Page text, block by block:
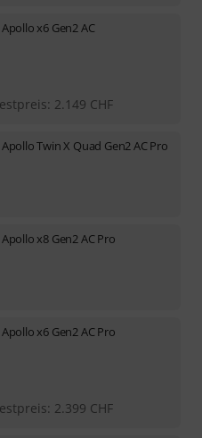
Apollo x6 Gen2 AC
: 2.149 CHF
Apollo Twin X Quad Gen2 AC Pro
Apollo x8 Gen2 AC Pro
Apollo x6 Gen2 AC Pro
: 2.399 CHF